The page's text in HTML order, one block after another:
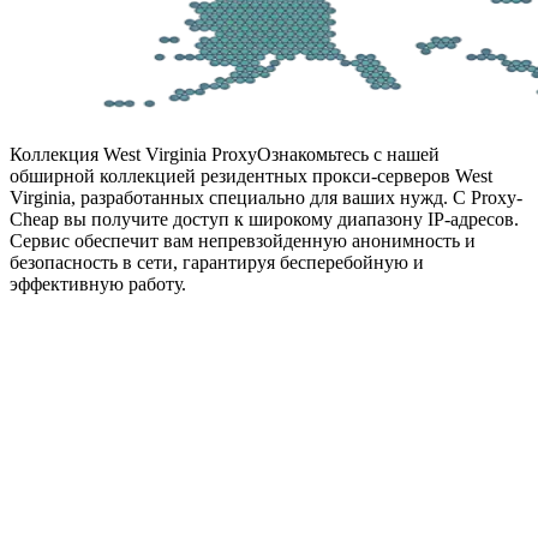
Коллекция West Virginia ProxyОзнакомьтесь с нашей
обширной коллекцией резидентных прокси-серверов West
Virginia, разработанных специально для ваших нужд. С Proxy-
Cheap вы получите доступ к широкому диапазону IP-адресов.
Сервис обеспечит вам непревзойденную анонимность и
безопасность в сети, гарантируя бесперебойную и
эффективную работу.